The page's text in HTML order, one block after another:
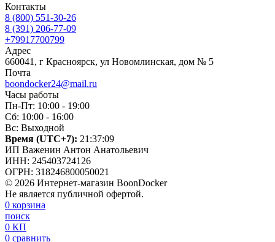
Контакты
8 (800) 551-30-26
8 (391) 206-77-09
+79917700799
Адрес
660041, г Красноярск, ул Новомлинская, дом № 5
Почта
boondocker24@mail.ru
Часы работы
Пн-Пт: 10:00 - 19:00
Сб: 10:00 - 16:00
Вс: Выходной
Время (UTC+7): 21:37:10
ИП Важенин Антон Анатольевич
ИНН: 245403724126
ОГРН: 318246800050021
© 2026 Интернет-магазин BoonDocker
Не является публичной офертой.
0 корзина
поиск
0 КП
0 сравнить